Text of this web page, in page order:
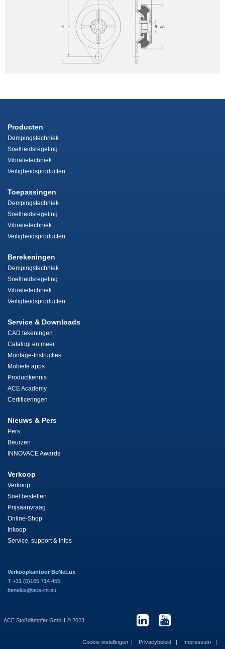
Producten
Dempingstechniek
Snelheidsregeling
Vibratietechniek
Veiligheidsproducten
Toepassingen
Dempingstechniek
Snelheidsregeling
Vibratietechniek
Veiligheidsproducten
Berekeningen
Dempingstechniek
Snelheidsregeling
Vibratietechniek
Veiligheidsproducten
Service & Downloads
CAD tekeningen
Catalogi en meer
Montage-Instructies
Mobiele apps
Productkennis
ACE Academy
Certificeringen
Nieuws & Pers
Pers
Beurzen
INNOVACE Awards
Verkoop
Verkoop
Snel bestellen
Prijsaanvraag
Online-Shop
Inkoop
Service, support & infos
Verkoopkantoor BeNeLux
T +31 (0)165 714 455
benelux@ace-int.eu
ACE Stoßdämpfer GmbH © 2023
Cookie-instellingen Privacybeleid Impressum